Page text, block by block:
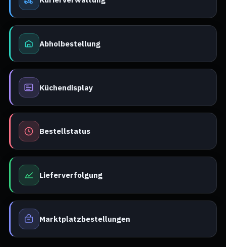
Abholbestellung
Küchendisplay
Bestellstatus
Lieferverfolgung
Marktplatzbestellungen